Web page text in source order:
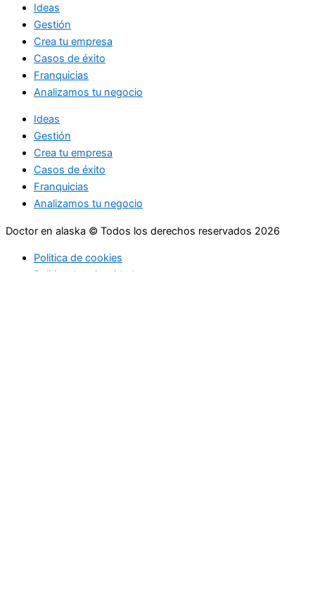
Ideas
Gestión
Crea tu empresa
Casos de éxito
Franquicias
Analizamos tu negocio
Ideas
Gestión
Crea tu empresa
Casos de éxito
Franquicias
Analizamos tu negocio
Doctor en alaska © Todos los derechos reservados 2026
Politica de cookies
Politica de privacidad